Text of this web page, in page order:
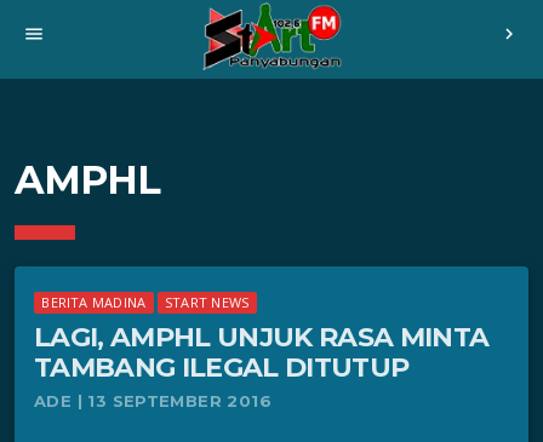
menu chevron_right
AMPHL
BERITA MADINA START NEWS
LAGI, AMPHL UNJUK RASA MINTA
TAMBANG ILEGAL DITUTUP
ADE | 13 SEPTEMBER 2016